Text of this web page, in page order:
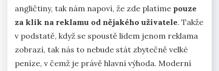
angličtiny, tak nám napoví, že zde platíme pouze
za klik na reklamu od nějakého uživatele. Takže
v podstatě, když se spoustě lidem jenom reklama
zobrazí, tak nás to nebude stát zbytečně velké
peníze, v čemž je právě hlavní výhoda. Moderní